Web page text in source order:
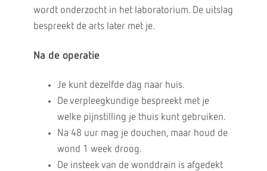
wordt onderzocht in het laboratorium. De uitslag
bespreekt de arts later met je.
Na de operatie
Je kunt dezelfde dag naar huis.
De verpleegkundige bespreekt met je
welke pijnstilling je thuis kunt gebruiken.
Na 48 uur mag je douchen, maar houd de
wond 1 week droog.
De insteek van de wonddrain is afgedekt